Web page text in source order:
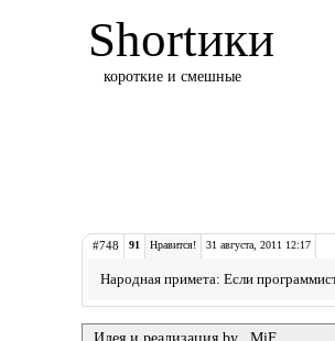
Shortики
короткие и смешные
#748 91 Нравится! 31 августа, 2011 12:17
Hаpодная пpимета: Если